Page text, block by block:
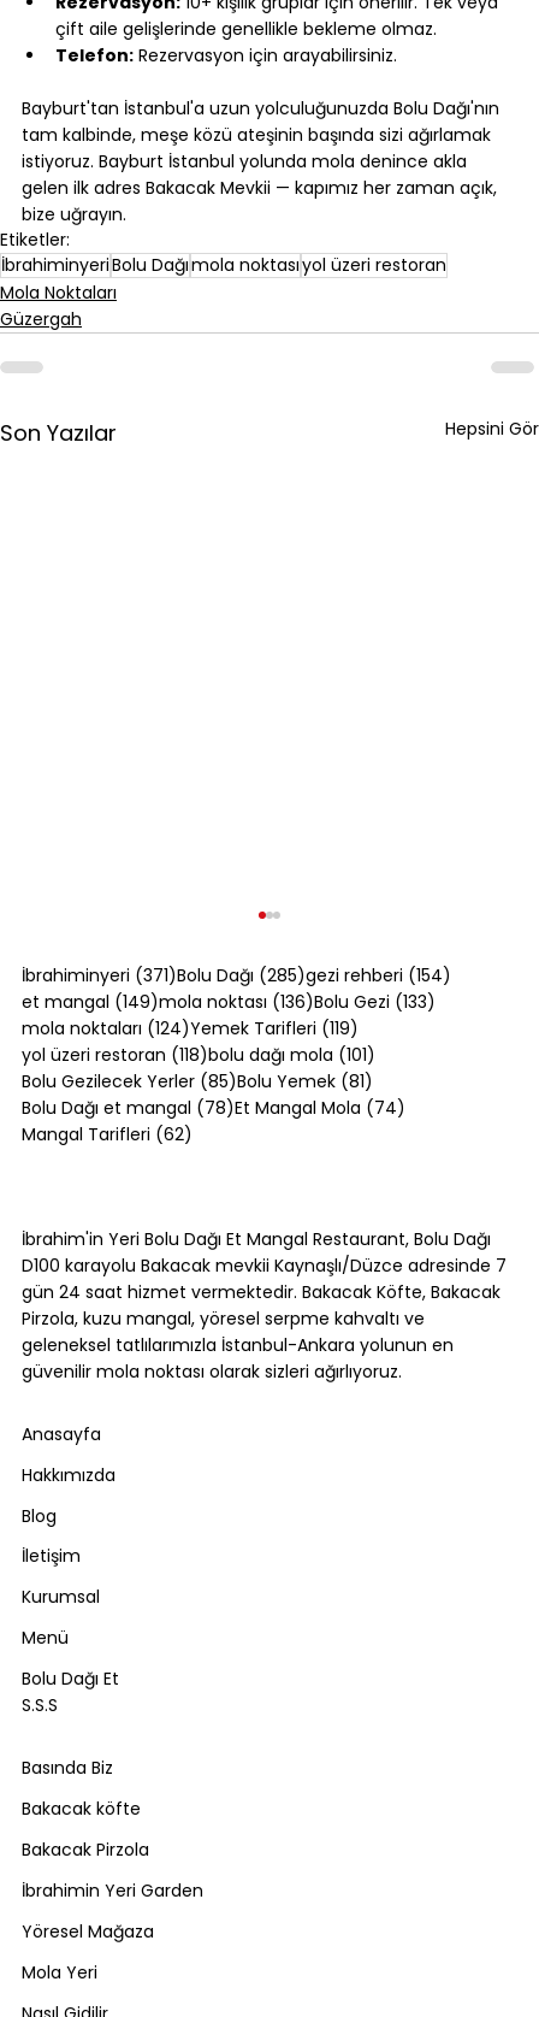
çift aile gelişlerinde genellikle bekleme olmaz.
Telefon: Rezervasyon için arayabilirsiniz.
Bayburt'tan İstanbul'a uzun yolculuğunuzda Bolu Dağı'nın
tam kalbinde, meşe közü ateşinin başında sizi ağırlamak
istiyoruz. Bayburt İstanbul yolunda mola denince akla
gelen ilk adres Bakacak Mevkii — kapımız her zaman açık,
bize uğrayın.
Etiketler:
İbrahiminyeriBolu Dağımola noktasıyol üzeri restoran
Mola Noktaları
Güzergah
Son Yazılar Hepsini Gör
Saatler ve Alternatif Rotalar [2026]
İbrahiminyeri (371)371 yazı
Bolu Dağı (285)285 yazı
gezi rehberi (154)
et mangal (149)149 yazı
mola noktası (136)136 yazı
Bolu Gezi (133)
mola noktaları (124)124 yazı
Yemek Tarifleri (119)
yol üzeri restoran (118)118 yazı
bolu dağı mola (101)
Bolu Gezilecek Yerler (85)85 yazı
Bolu Yemek (81)
Bolu Dağı et mangal (78)78 yazı
Et Mangal Mola (74)
Mangal Tarifleri (62)
İbrahim'in Yeri Bolu Dağı Et Mangal Restaurant, Bolu Dağı
D100 karayolu Bakacak mevkii Kaynaşlı/Düzce adresinde 7
gün 24 saat hizmet vermektedir. Bakacak Köfte, Bakacak
Pirzola, kuzu mangal, yöresel serpme kahvaltı ve
geleneksel tatlılarımızla İstanbul-Ankara yolunun en
güvenilir mola noktası olarak sizleri ağırlıyoruz.
Anasayfa
Hakkımızda
Blog
İletişim
Kurumsal
Menü
Bolu Dağı Et
S.S.S
Basında Biz
Bakacak köfte
Bakacak Pirzola
İbrahimin Yeri Garden
Yöresel Mağaza
Mola Yeri